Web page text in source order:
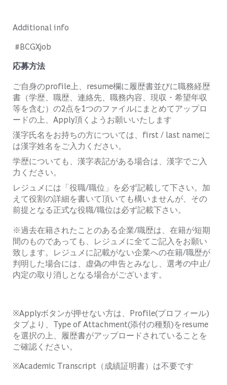
Additional info
#BCGXjob
応募方法
ご自身のprofile上、resume欄に履歴書並びに職務経歴
書（学歴、職歴、連絡先、職務内容、現収・希望年収
等を含む）の2点を1つのファイルにまとめてアップロ
ードの上、Apply頂くようお願いいたします
漢字氏名をお持ちの方については、first / last nameに
は漢字姓名をご入力ください。
学歴についても、漢字表記がある場合は、漢字でご入
力ください。
レジュメには「役職/職位」を必ず記載して下さい。加
えて役割の詳細を書いて頂いても構いませんが、その
前提となる正式な役職/職位は必ず記載下さい。
※過去在籍されたことのある企業/職歴は、在籍が短期
間のものであっても、レジュメに全てご記入をお願い
致します。レジュメに記載がない企業への在籍/職歴が
判明した場合には、虚偽の申告とみなし、選考の中止/
内定の取り消しとなる場合がございます。
※Applyボタンが押せない方は、Profile(プロフィール)
タブより、Type of Attachment(添付の種類)をresume
を選択の上、履歴書がアップロードされていることを
ご確認ください。
※Academic Transcript（成績証明書）は不要です